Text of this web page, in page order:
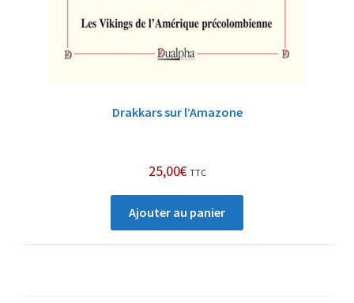
Drakkars sur l’Amazone
25,00€ TTC
Ajouter au panier